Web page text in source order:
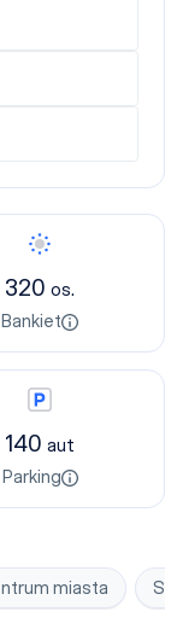
Bankiet
320os.
Bankiet
Parking
140aut
Parking
miasta